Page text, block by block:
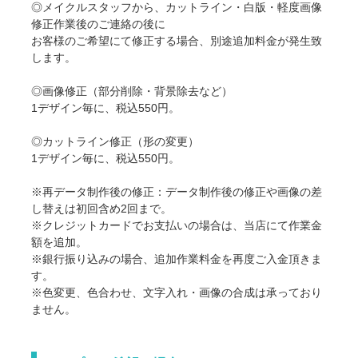
◎メイクルスタッフから、カットライン・白版・軽度画像
修正作業後のご連絡の後に
お客様のご希望にて修正する場合、別途追加料金が発生致
します。
◎画像修正（部分削除・背景除去など）
1デザイン毎に、税込550円。
◎カットライン修正（形の変更）
1デザイン毎に、税込550円。
※再データ制作後の修正：データ制作後の修正や画像の差
し替えは初回含め2回まで。
※クレジットカードでお支払いの場合は、当店にて作業金
額を追加。
※銀行振り込みの場合、追加作業料金を再度ご入金頂きま
す。
※色変更、色合わせ、文字入れ・画像の合成は承っており
ません。